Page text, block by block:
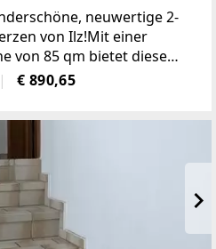
neuwertige 2-
von Ilz!Mit einer
von 85 qm bietet diese
Singles oder Paare.
überzeugen durch
€ 890,65